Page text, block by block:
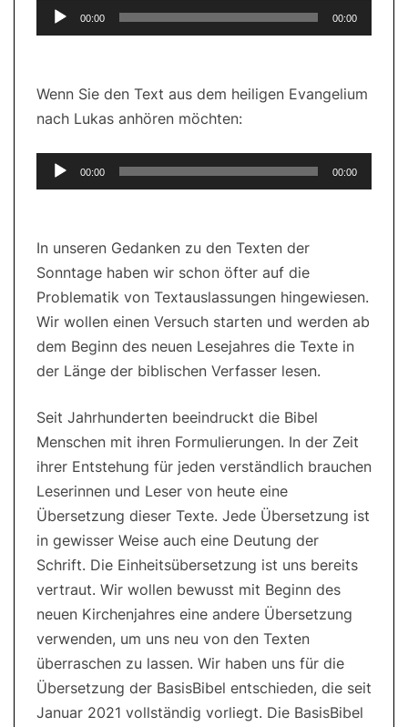
Audio-
Player
00:00 00:00
Wenn Sie den Text aus dem heiligen Evangelium
nach Lukas anhören möchten:
Audio-
Player
00:00 00:00
In unseren Gedanken zu den Texten der
Sonntage haben wir schon öfter auf die
Problematik von Textauslassungen hingewiesen.
Wir wollen einen Versuch starten und werden ab
dem Beginn des neuen Lesejahres die Texte in
der Länge der biblischen Verfasser lesen.
Seit Jahrhunderten beeindruckt die Bibel
Menschen mit ihren Formulierungen. In der Zeit
ihrer Entstehung für jeden verständlich brauchen
Leserinnen und Leser von heute eine
Übersetzung dieser Texte. Jede Übersetzung ist
in gewisser Weise auch eine Deutung der
Schrift. Die Einheitsübersetzung ist uns bereits
vertraut. Wir wollen bewusst mit Beginn des
neuen Kirchenjahres eine andere Übersetzung
verwenden, um uns neu von den Texten
überraschen zu lassen. Wir haben uns für die
Übersetzung der BasisBibel entschieden, die seit
Januar 2021 vollständig vorliegt. Die BasisBibel